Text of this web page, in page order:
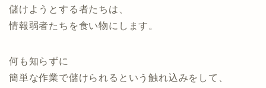
儲けようとする者たちは、
情報弱者たちを食い物にします。
何も知らずに
簡単な作業で儲けられるという触れ込みをして、